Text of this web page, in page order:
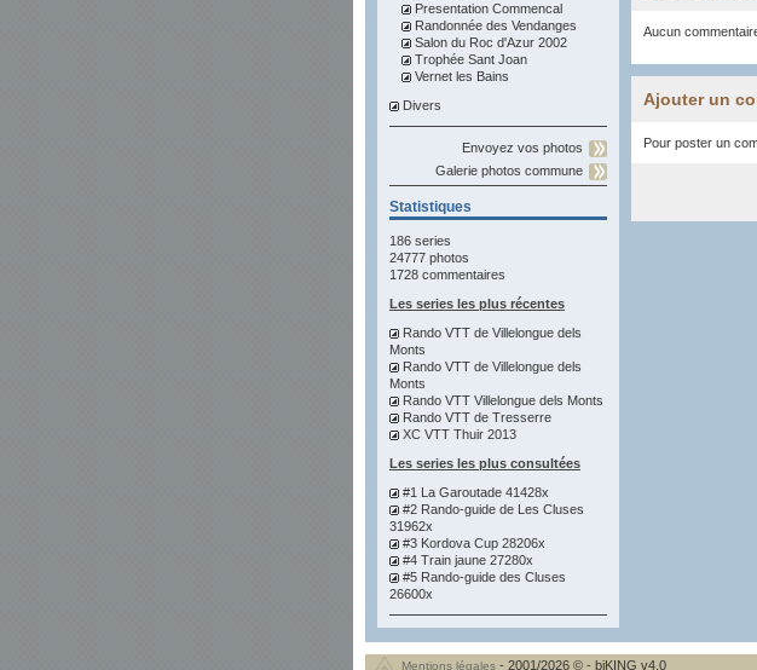
Presentation Commencal
Randonnée des Vendanges
Salon du Roc d'Azur 2002
Trophée Sant Joan
Vernet les Bains
Divers
Envoyez vos photos
Galerie photos commune
Statistiques
186 series
24777 photos
1728 commentaires
Les series les plus récentes
Rando VTT de Villelongue dels
Monts
Rando VTT de Villelongue dels
Monts
Rando VTT Villelongue dels Monts
Rando VTT de Tresserre
XC VTT Thuir 2013
Les series les plus consultées
#1 La Garoutade 41428x
#2 Rando-guide de Les Cluses
31962x
#3 Kordova Cup 28206x
#4 Train jaune 27280x
#5 Rando-guide des Cluses
26600x
Aucun
Ajouter un
Pour poster un
Mentions légales - 2001/2026 © - biKING v4.0